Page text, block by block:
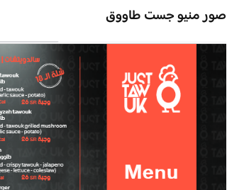
صور منيو جست طاووق